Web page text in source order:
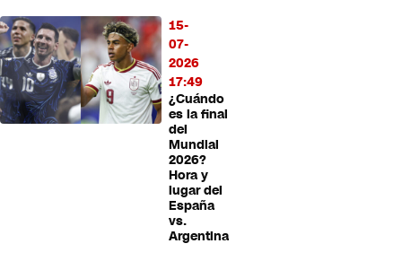
15-
07-
2026
17:49
¿Cuándo
es la final
del
Mundial
2026?
Hora y
lugar del
España
vs.
Argentina